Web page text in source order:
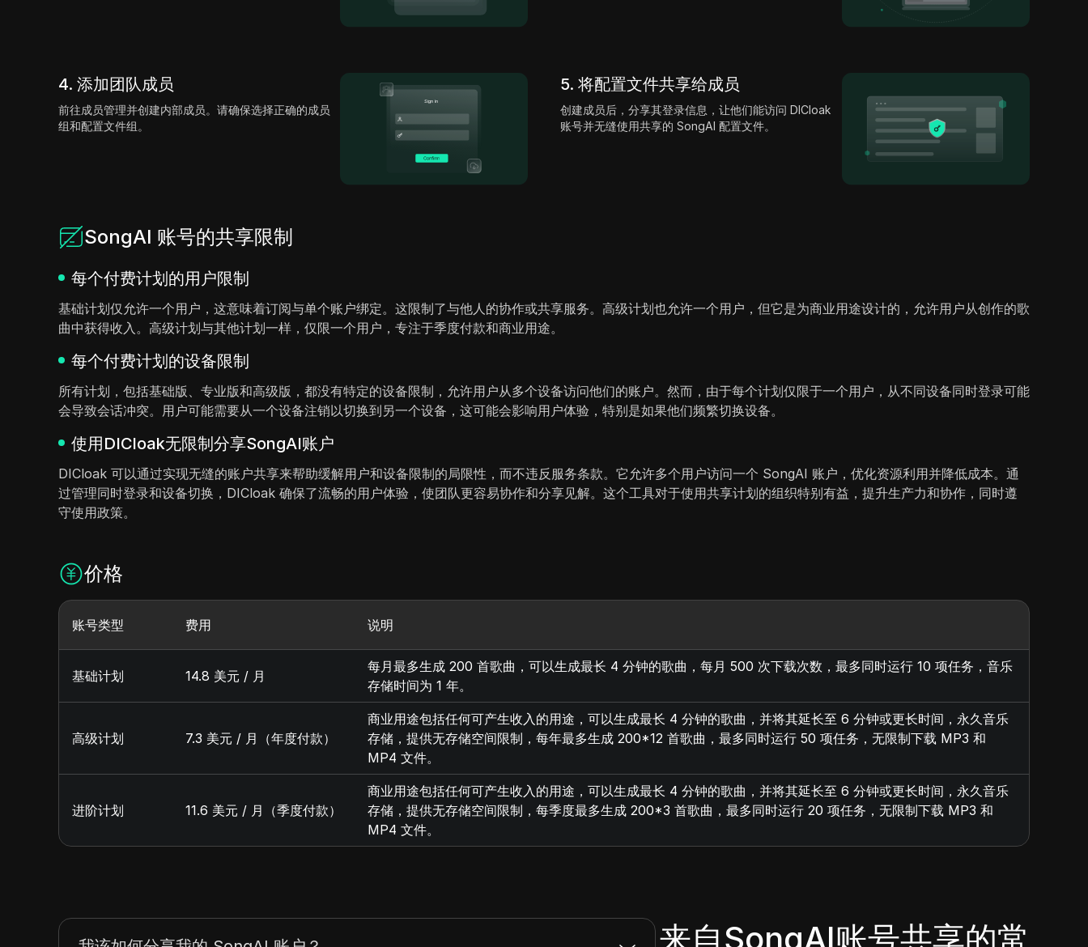
4. 添加团队成员
前往成员管理并创建内部成员。请确保选择正确的成员
组和配置文件组。
5. 将配置文件共享给成员
创建成员后，分享其登录信息，让他们能访问 DICloak
账号并无缝使用共享的 SongAI 配置文件。
SongAI 账号的共享限制
每个付费计划的用户限制
基础计划仅允许一个用户，这意味着订阅与单个账户绑定。这限制了与他人的协作或共享服务。高级计划也允许一个用户，但它是为商业用途设计的，允许用户从创作的歌
曲中获得收入。高级计划与其他计划一样，仅限一个用户，专注于季度付款和商业用途。
每个付费计划的设备限制
所有计划，包括基础版、专业版和高级版，都没有特定的设备限制，允许用户从多个设备访问他们的账户。然而，由于每个计划仅限于一个用户，从不同设备同时登录可能
会导致会话冲突。用户可能需要从一个设备注销以切换到另一个设备，这可能会影响用户体验，特别是如果他们频繁切换设备。
使用DICloak无限制分享SongAI账户
DICloak 可以通过实现无缝的账户共享来帮助缓解用户和设备限制的局限性，而不违反服务条款。它允许多个用户访问一个 SongAI 账户，优化资源利用并降低成本。通
过管理同时登录和设备切换，DICloak 确保了流畅的用户体验，使团队更容易协作和分享见解。这个工具对于使用共享计划的组织特别有益，提升生产力和协作，同时遵
守使用政策。
价格
账号类型 费用 说明
基础计划 14.8 美元 / 月
每月最多生成 200 首歌曲，可以生成最长 4 分钟的歌曲，每月 500 次下载次数，最多同时运行 10 项任务，音乐
存储时间为 1 年。
高级计划 7.3 美元 / 月（年度付款）
商业用途包括任何可产生收入的用途，可以生成最长 4 分钟的歌曲，并将其延长至 6 分钟或更长时间，永久音乐
存储，提供无存储空间限制，每年最多生成 200*12 首歌曲，最多同时运行 50 项任务，无限制下载 MP3 和
MP4 文件。
进阶计划 11.6 美元 / 月（季度付款）
商业用途包括任何可产生收入的用途，可以生成最长 4 分钟的歌曲，并将其延长至 6 分钟或更长时间，永久音乐
存储，提供无存储空间限制，每季度最多生成 200*3 首歌曲，最多同时运行 20 项任务，无限制下载 MP3 和
MP4 文件。
来自SongAI账号共享的常